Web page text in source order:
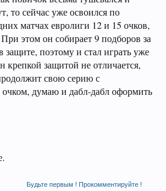
то сейчас уже освоился по
матчах евролиги 12 и 15 очков,
этом он собирает 9 подборов за
защите, поэтому и стал играть уже
крепкой защитой не отличается,
свою серию с
думаю и дабл-дабл оформить
Будьте первым ! Прокомментируйте !